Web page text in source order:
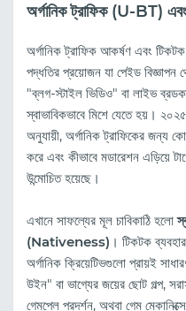
অর্গানিক ট্রাফিক (U-BT)
অর্গানিক ট্রাফিক আকর্ষণ এবং
পদ্ধতির প্রয়োজন যা পেইড
"ব্লগ-স্টাইল ভিডিও" বা লাইভ
স্বাভাবিকভাবে মিশে যেতে হয়।
অনুযায়ী, অর্গানিক ট্রাফিকের জন্য
করে এবং কীভাবে মডারেশন এড়িয়ে
উন্মোচিত হয়েছে।
এখানে সাফল্যের মূল চাবিকাঠি হলো
(Nativeness) । টিকটক
অর্গানিক ক্রিয়েটিভগুলো প্রায়ই
উইন" বা ভাগ্যের জয়ের ছোট গল্প,
গেমপ্লে প্রদর্শন, অথবা গেম